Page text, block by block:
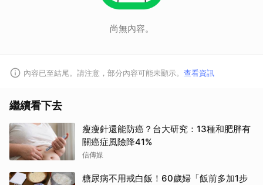
尚無內容。
內容已至結尾。請注意，部分內容可能未顯示。 查看資訊
繼續看下去
瘦瘦針還能防癌？台大研究：13種和肥胖有
關癌症風險降41%
信傳媒
糖尿病不用戒白飯！60歲婦「飯前多加1步